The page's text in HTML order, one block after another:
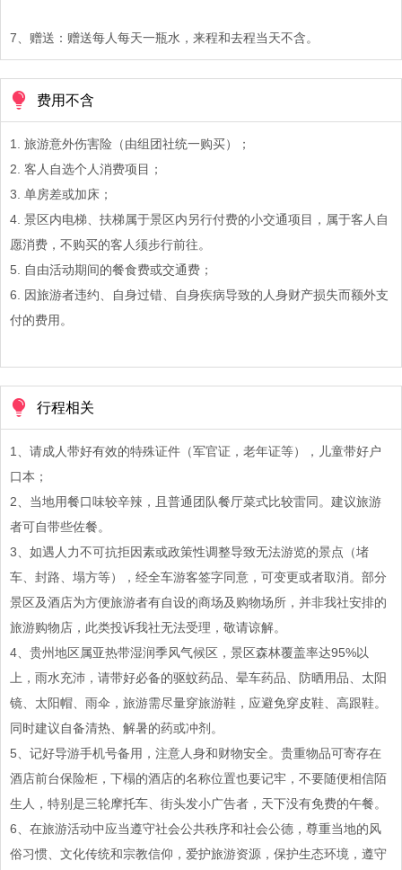
7、赠送：赠送每人每天一瓶水，来程和去程当天不含。
费用不含
1. 旅游意外伤害险（由组团社统一购买）；
2. 客人自选个人消费项目；
3. 单房差或加床；
4. 景区内电梯、扶梯属于景区内另行付费的小交通项目，属于客人自
愿消费，不购买的客人须步行前往。
5. 自由活动期间的餐食费或交通费；
6. 因旅游者违约、自身过错、自身疾病导致的人身财产损失而额外支
付的费用。
行程相关
1、请成人带好有效的特殊证件（军官证，老年证等），儿童带好户
口本；
2、当地用餐口味较辛辣，且普通团队餐厅菜式比较雷同。建议旅游
者可自带些佐餐。
3、如遇人力不可抗拒因素或政策性调整导致无法游览的景点（堵
车、封路、塌方等），经全车游客签字同意，可变更或者取消。部分
景区及酒店为方便旅游者有自设的商场及购物场所，并非我社安排的
旅游购物店，此类投诉我社无法受理，敬请谅解。
4、贵州地区属亚热带湿润季风气候区，景区森林覆盖率达95%以
上，雨水充沛，请带好必备的驱蚊药品、晕车药品、防晒用品、太阳
镜、太阳帽、雨伞，旅游需尽量穿旅游鞋，应避免穿皮鞋、高跟鞋。
同时建议自备清热、解暑的药或冲剂。
5、记好导游手机号备用，注意人身和财物安全。贵重物品可寄存在
酒店前台保险柜，下榻的酒店的名称位置也要记牢，不要随便相信陌
生人，特别是三轮摩托车、街头发小广告者，天下没有免费的午餐。
6、在旅游活动中应当遵守社会公共秩序和社会公德，尊重当地的风
俗习惯、文化传统和宗教信仰，爱护旅游资源，保护生态环境，遵守